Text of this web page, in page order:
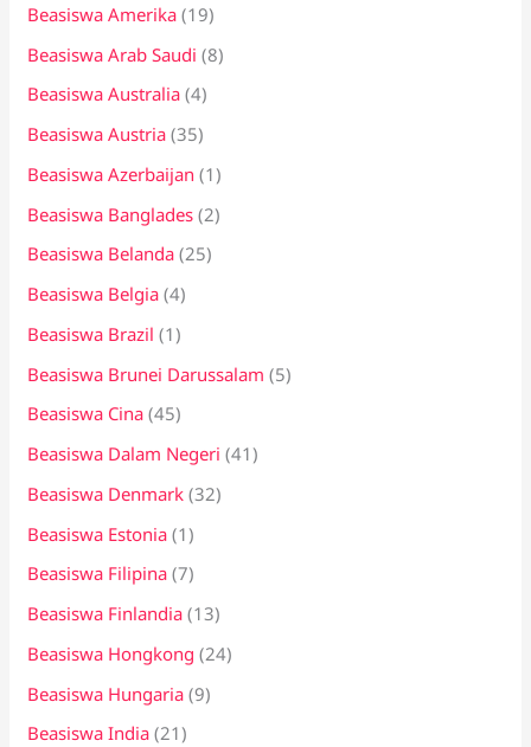
u
k
:
Beasiswa Amerika (19)
Beasiswa Arab Saudi (8)
Beasiswa Australia (4)
Beasiswa Austria (35)
Beasiswa Azerbaijan (1)
Beasiswa Banglades (2)
Beasiswa Belanda (25)
Beasiswa Belgia (4)
Beasiswa Brazil (1)
Beasiswa Brunei Darussalam (5)
Beasiswa Cina (45)
Beasiswa Dalam Negeri (41)
Beasiswa Denmark (32)
Beasiswa Estonia (1)
Beasiswa Filipina (7)
Beasiswa Finlandia (13)
Beasiswa Hongkong (24)
Beasiswa Hungaria (9)
Beasiswa India (21)